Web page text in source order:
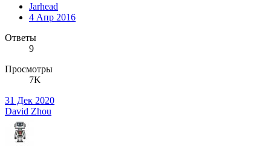
Jarhead
4 Апр 2016
Ответы
9
Просмотры
7K
31 Дек 2020
David Zhou